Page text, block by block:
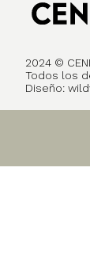
2024 ©
Todos los
Diseño: